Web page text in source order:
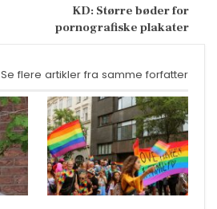
KD: Større bøder for
pornografiske plakater
Se flere artikler fra samme forfatter